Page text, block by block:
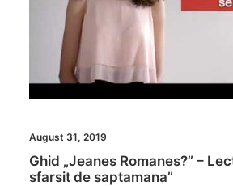
August 31, 2019
Ghid „Jeanes Romanes?” –
sfarsit de saptamana”